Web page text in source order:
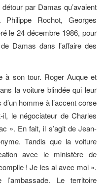
par Damas qu’avaient
Rochot, Georges
le 24 décembre 1986, pour
Damas dans l’affaire des
à son tour. Roger Auque et
la voiture blindée qui leur
homme à l’accent corse
le négociateur de Charles
». En fait, il s’agit de Jean-
Tandis que la voiture
avec le ministère de
! Je les ai avec moi ».
Le territoire